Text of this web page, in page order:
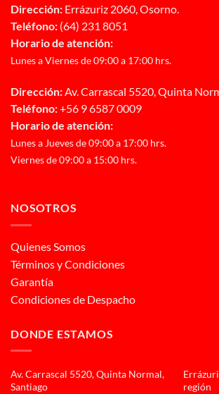
Dirección: Errázuriz 2060, Osorno.
Teléfono: (64) 231 8051
Horario de atención:
Lunes a Viernes de 09:00 a 17:00 hrs.
Dirección: Av. Carrascal 5520, Quinta
Teléfono:+56 9 6587 0009
Horario de atención:
Lunes a Jueves de 09:00 a 17:00 hrs.
Viernes de 09:00 a 15:00 hrs.
NOSOTROS
Quienes Somos
Términos y Condiciones
Garantía
Condiciones de Despacho
DONDE ESTAMOS
Av. Carrascal 5520, Quinta Normal,
Santiago
región